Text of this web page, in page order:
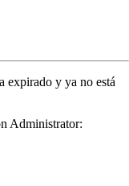
expirado y ya no está
Administrator: